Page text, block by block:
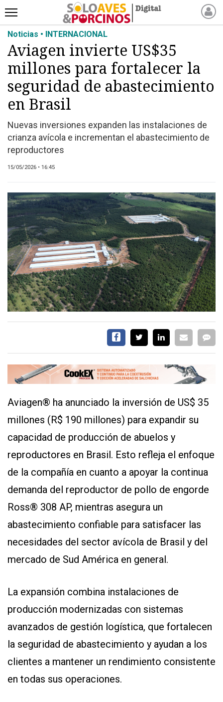
INICIO
NOTICIAS RECIENTES
NOTICIAS
ARTÍCULOS
PRODUCCIÓN
PROCESO
PRODUCTO
NUEVOS PRODUCTOS
MARKETPLACE
REVISTAS
CAPACITACIONES
DIRECTORIO
CALENDARIO
MEDIA KIT
TEMAS DESTACADOS
AVICULTURA
PRODUCCIÓN
TECNOLOGÍA
POLLO
ARGENTINA
MERCADO
CONTÁCTENOS
TÉRMINOS
CONDICIONES
POLÍTICAS
DE
PRIVACIDAD
MAPA
DEL
SITIO
SMARTPHONE
Noticias • INTERNACIONAL
Aviagen invierte US$35
millones para fortalecer la
seguridad de abastecimiento
en Brasil
Nuevas inversiones expanden las instalaciones de
crianza avícola e incrementan el abastecimiento de
reproductores
15/05/2026 • 16:45
Aviagen® ha anunciado la inversión de US$ 35
millones (R$ 190 millones) para expandir su
capacidad de producción de abuelos y
reproductores en Brasil. Esto refleja el enfoque
de la compañía en cuanto a apoyar la continua
demanda del reproductor de pollo de engorde
Ross® 308 AP, mientras asegura un
abastecimiento confiable para satisfacer las
necesidades del sector avícola de Brasil y del
mercado de Sud América en general.
La expansión combina instalaciones de
producción modernizadas con sistemas
avanzados de gestión logística, que fortalecen
la seguridad de abastecimiento y ayudan a los
clientes a mantener un rendimiento consistente
en todas sus operaciones.